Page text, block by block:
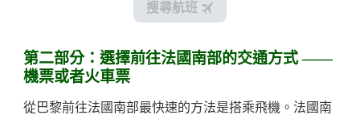
第二部分：選擇前往法國南部的交通方式 ——
機票或者火車票
從巴黎前往法國南部最快速的方法是搭乘飛機。法國南